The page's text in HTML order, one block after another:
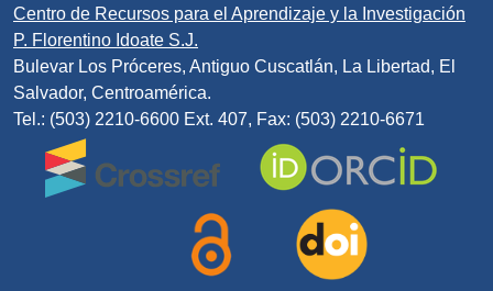
Centro de Recursos para el Aprendizaje y la Investigación
P. Florentino Idoate S.J.
Bulevar Los Próceres, Antiguo Cuscatlán, La Libertad, El
Salvador, Centroamérica.
Tel.: (503) 2210-6600 Ext. 407, Fax: (503) 2210-6671